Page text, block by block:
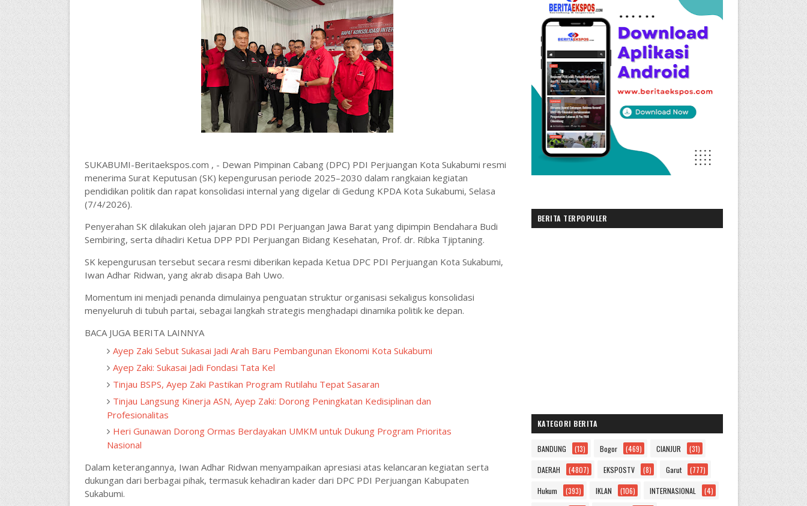
SUKABUMI-Beritaekspos.com , - Dewan Pimpinan Cabang (DPC) PDI Perjuangan Kota Sukabumi resmi
menerima Surat Keputusan (SK) kepengurusan periode 2025–2030 dalam rangkaian kegiatan
pendidikan politik dan rapat konsolidasi internal yang digelar di Gedung KPDA Kota Sukabumi, Selasa
(7/4/2026).
Penyerahan SK dilakukan oleh jajaran DPD PDI Perjuangan Jawa Barat yang dipimpin Bendahara Budi
Sembiring, serta dihadiri Ketua DPP PDI Perjuangan Bidang Kesehatan, Prof. dr. Ribka Tjiptaning.
SK kepengurusan tersebut secara resmi diberikan kepada Ketua DPC PDI Perjuangan Kota Sukabumi,
Iwan Adhar Ridwan, yang akrab disapa Bah Uwo.
Momentum ini menjadi penanda dimulainya penguatan struktur organisasi sekaligus konsolidasi
menyeluruh di tubuh partai, sebagai langkah strategis menghadapi dinamika politik ke depan.
BACA JUGA BERITA LAINNYA
Ayep Zaki Sebut Sukasai Jadi Arah Baru Pembangunan Ekonomi Kota Sukabumi
Ayep Zaki: Sukasai Jadi Fondasi Tata Kel
Tinjau BSPS, Ayep Zaki Pastikan Program Rutilahu Tepat Sasaran
Tinjau Langsung Kinerja ASN, Ayep Zaki: Dorong Peningkatan Kedisiplinan dan
Profesionalitas
Heri Gunawan Dorong Ormas Berdayakan UMKM untuk Dukung Program Prioritas
Nasional
Dalam keterangannya, Iwan Adhar Ridwan menyampaikan apresiasi atas kelancaran kegiatan serta
dukungan dari berbagai pihak, termasuk kehadiran kader dari DPC PDI Perjuangan Kabupaten
Sukabumi.
BERITA TERPOPULER
KATEGORI BERITA
BANDUNG (13) Bogor (469) CIANJUR (31)
DAERAH (4807) EKSPOSTV (8) Garut (777)
Hukum (393) IKLAN (106) INTERNASIONAL (4)